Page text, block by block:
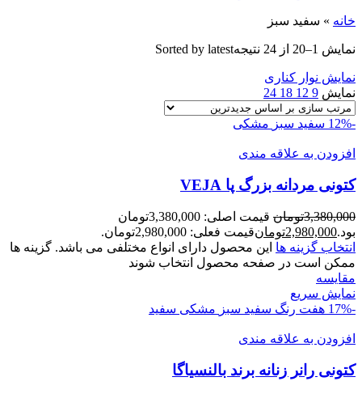
خانه » سفید سبز
نمایش 1–20 از 24 نتیجه Sorted by latest
نمایش نوار کناری
نمایش 9
12
18
24
-12% سفید سبز مشکی
افزودن به علاقه مندی
کتونی مردانه بزرگ پا VEJA
3,380,000تومان
قیمت اصلی: 3,380,000تومان
بود.2,980,000تومانقیمت فعلی: 2,980,000تومان.
انتخاب گزینه ها این محصول دارای انواع مختلفی می باشد. گزینه ها
ممکن است در صفحه محصول انتخاب شوند
مقايسه
نمایش سریع
-17%
هفت رنگ سفید سبز مشکی سفید
افزودن به علاقه مندی
کتونی رانر زنانه برند بالنسیاگا